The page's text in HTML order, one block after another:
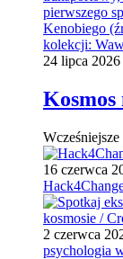
24 lipca 2026
Kosmos
Wcześniejsze
16 czerwca
2 czerwca
psychologia